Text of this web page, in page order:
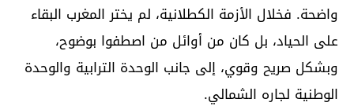
واضحة. فخلال الأزمة الكطلانية، لم يختر المغرب البقاء
على الحياد، بل كان من أوائل من اصطفوا بوضوح،
وبشكل صريح وقوي، إلى جانب الوحدة الترابية والوحدة
الوطنية لجاره الشمالي.